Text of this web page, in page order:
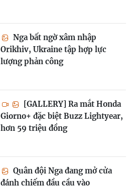
Nga bất ngờ xâm nhập
Orikhiv, Ukraine tập hợp lực
lượng phản công
[GALLERY] Ra mắt Honda
Giorno+ đặc biệt Buzz Lightyear,
hơn 59 triệu đồng
Quân đội Nga đang mở cửa
đánh chiếm đầu cầu vào